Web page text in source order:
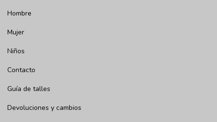
Hombre
Mujer
Niños
Contacto
Guía de talles
Devoluciones y cambios